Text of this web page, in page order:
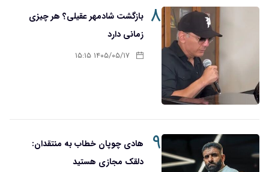
۸ بازگشت شادمهر عقیلی؟ هر چیزی
زمانی دارد
۱۴۰۵/۰۵/۱۷ ۱۵:۱۵
۹
هادی چوپان خطاب به منتقدان:
دلقک مجازی هستید